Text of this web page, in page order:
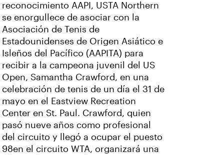
reconocimiento AAPI, USTA Northern
se enorgullece de asociar con la
Asociación de Tenis de
Estadounidenses de Origen Asiático e
Isleños del Pacífico (AAPITA) para
recibir a la campeona juvenil del US
Open, Samantha Crawford, en una
celebración de tenis de un día el 31 de
mayo en el Eastview Recreation
Center en St. Paul. Crawford, quien
pasó nueve años como profesional
del circuito y llegó a ocupar el puesto
98en el circuito WTA, organizará una